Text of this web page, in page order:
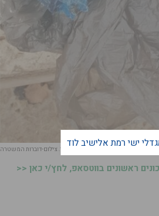
מקלע קרלו וכדורי אקסטזי. צילום-דוברות המשטרה
ראשונים בווטסאפ, לחץ/י כאן <<